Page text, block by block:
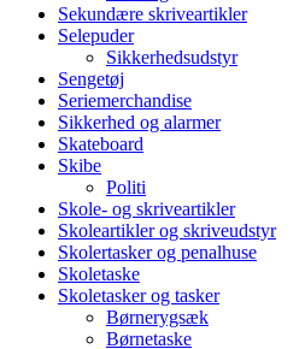
Sekundære skriveartikler
Selepuder
Sikkerhedsudstyr
Sengetøj
Seriemerchandise
Sikkerhed og alarmer
Skateboard
Skibe
Politi
Skole- og skriveartikler
Skoleartikler og skriveudstyr
Skolertasker og penalhuse
Skoletaske
Skoletasker og tasker
Børnerygsæk
Børnetaske